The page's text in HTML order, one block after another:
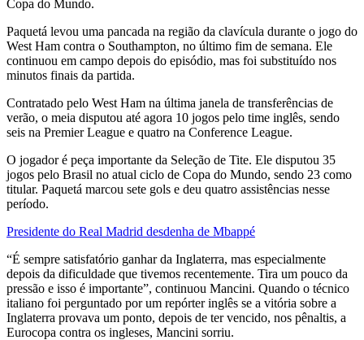
Copa do Mundo.
Paquetá levou uma pancada na região da clavícula durante o jogo do
West Ham contra o Southampton, no último fim de semana. Ele
continuou em campo depois do episódio, mas foi substituído nos
minutos finais da partida.
Contratado pelo West Ham na última janela de transferências de
verão, o meia disputou até agora 10 jogos pelo time inglês, sendo
seis na Premier League e quatro na Conference League.
O jogador é peça importante da Seleção de Tite. Ele disputou 35
jogos pelo Brasil no atual ciclo de Copa do Mundo, sendo 23 como
titular. Paquetá marcou sete gols e deu quatro assistências nesse
período.
Presidente do Real Madrid desdenha de Mbappé
“É sempre satisfatório ganhar da Inglaterra, mas especialmente
depois da dificuldade que tivemos recentemente. Tira um pouco da
pressão e isso é importante”, continuou Mancini. Quando o técnico
italiano foi perguntado por um repórter inglês se a vitória sobre a
Inglaterra provava um ponto, depois de ter vencido, nos pênaltis, a
Eurocopa contra os ingleses, Mancini sorriu.